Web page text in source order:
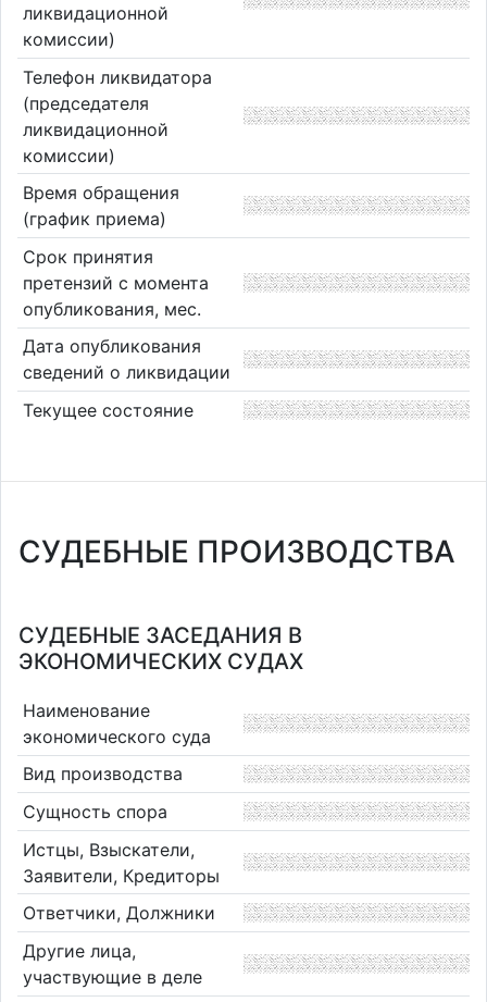
ликвидационной
комиссии)
Телефон ликвидатора
(председателя
ликвидационной
комиссии)
Время обращения
(график приема)
Срок принятия
претензий с момента
опубликования, мес.
Дата опубликования
сведений о ликвидации
Текущее состояние
СУДЕБНЫЕ ПРОИЗВОДСТВА
СУДЕБНЫЕ ЗАСЕДАНИЯ В
ЭКОНОМИЧЕСКИХ СУДАХ
Наименование
экономического суда
Вид производства
Сущность спора
Истцы, Взыскатели,
Заявители, Кредиторы
Ответчики, Должники
Другие лица,
участвующие в деле